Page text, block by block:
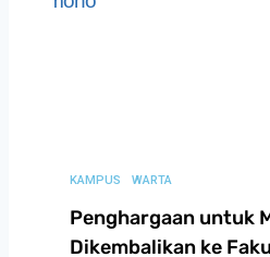
KAMPUS WARTA
Penghargaan untuk
Dikembalikan ke